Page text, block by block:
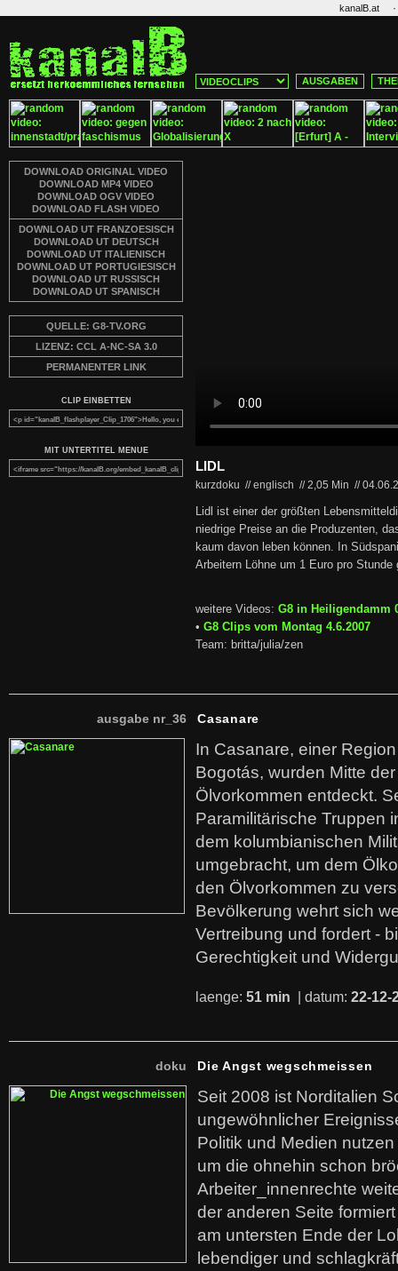
kanalB.at ·
AUSGABEN
DOWNLOAD ORIGINAL VIDEO
DOWNLOAD MP4 VIDEO
DOWNLOAD OGV VIDEO
DOWNLOAD FLASH VIDEO
DOWNLOAD UT FRANZOESISCH
DOWNLOAD UT DEUTSCH
DOWNLOAD UT ITALIENISCH
DOWNLOAD UT PORTUGIESISCH
DOWNLOAD UT RUSSISCH
DOWNLOAD UT SPANISCH
QUELLE: G8-TV.ORG
LIZENZ: CCL A-NC-SA 3.0
PERMANENTER LINK
CLIP EINBETTEN
MIT UNTERTITEL MENUE
LIDL
kurzdoku // englisch //2,05 Min //
Lidl ist einer der größten
niedrige Preise an die Produzenten,
kaum davon leben können. In
Arbeitern Löhne um 1 Euro pro Stunde
weitere Videos: G8 in Heiligendamm
• G8 Clips vom Montag 4.6.2007
Team: britta/julia/zen
ausgabe nr_36 Casanare
In Casanare, einer
Bogotás, wurden Mitte
Ölvorkommen entdeckt.
Paramilitärische Truppen
dem kolumbianischen
umgebracht, um dem
den Ölvorkommen zu
Bevölkerung wehrt sich
Vertreibung und fordert -
Gerechtigkeit und
laenge: 51 min | datum: 22-12-
doku Die Angst wegschmeissen
Seit 2008 ist Norditalien
ungewöhnlicher
Politik und Medien
um die ohnehin schon
Arbeiter_innenrechte
der anderen Seite
am untersten Ende der
lebendiger und